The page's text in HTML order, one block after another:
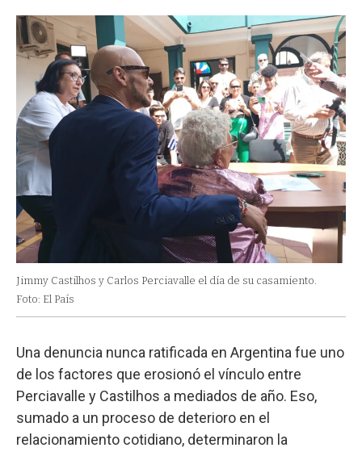
Jimmy Castilhos y Carlos Perciavalle el día de su casamiento.
Foto: El País
Una denuncia nunca ratificada en Argentina fue uno
de los factores que erosionó el vínculo entre
Perciavalle y Castilhos a mediados de año. Eso,
sumado a un proceso de deterioro en el
relacionamiento cotidiano, determinaron la